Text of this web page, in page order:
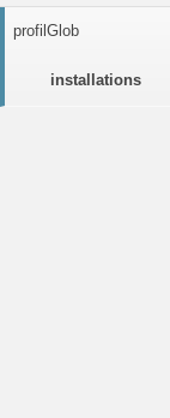
profilGlob
installations